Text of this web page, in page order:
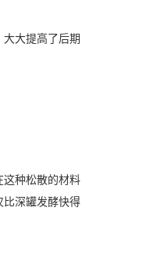
大提高了后期
这种松散的材料
深罐发酵快得